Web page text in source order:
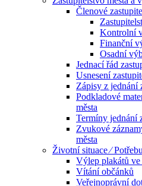
Členové
Kontrolní
Finanční
Osadní
Jednací řád
Usnesení
Zápisy z jednání
Podkladové
města
Termíny jednání
Zvukové
města
Životní situace ⁄
Výlep plakátů ve
Vítání občánků
Veřejnoprávní